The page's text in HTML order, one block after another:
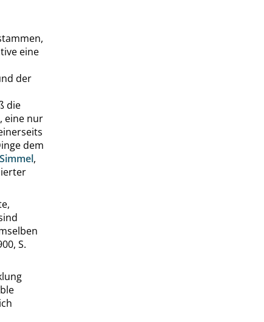
eine
der
die
eine nur
dem
Simmel,
S.